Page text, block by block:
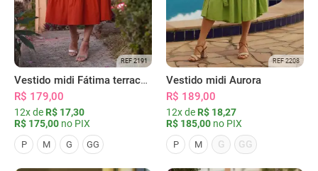
REF 2191
Vestido midi Fátima terracota
R$ 179,00
12x de R$ 17,30
R$ 175,00 no PIX
P M G GG
REF 2208
Vestido midi Aurora
R$ 189,00
12x de R$ 18,27
R$ 185,00 no PIX
P M G GG